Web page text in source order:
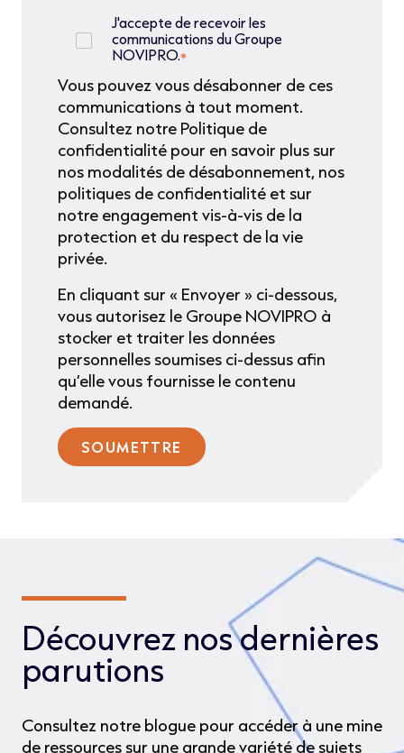
J'accepte de recevoir les
communications du Groupe
NOVIPRO.*
Vous pouvez vous désabonner de ces
communications à tout moment.
Consultez notre Politique de
confidentialité pour en savoir plus sur
nos modalités de désabonnement, nos
politiques de confidentialité et sur
notre engagement vis-à-vis de la
protection et du respect de la vie
privée.
En cliquant sur « Envoyer » ci-dessous,
vous autorisez le Groupe NOVIPRO à
stocker et traiter les données
personnelles soumises ci-dessus afin
qu’elle vous fournisse le contenu
demandé.
Découvrez nos dernières
parutions
Consultez notre blogue pour accéder à une mine
de ressources sur une grande variété de sujets